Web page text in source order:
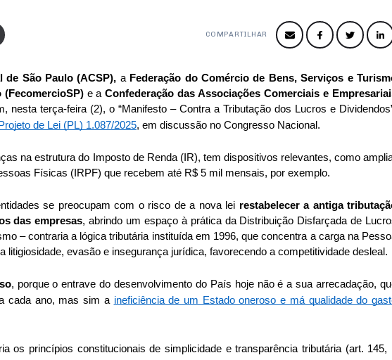
COMPARTILHAR
de São Paulo (ACSP), a Federação do Comércio de Bens, Serviços e
e a Confederação das Associações Comerciais e
nesta terça-feira (2), o “Manifesto – Contra a Tributação dos Lucros e
Projeto de Lei (PL) 1.087/2025, em discussão no Congresso Nacional.
na estrutura do Imposto de Renda (IR), tem dispositivos relevantes, como
Físicas (IRPF) que recebem até R$ 5 mil mensais, por exemplo.
se preocupam com o risco de a nova lei restabelecer a antiga
das empresas, abrindo um espaço à prática da Distribuição Disfarçada de
– contraria a lógica tributária instituída em 1996, que concentra a carga na
litigiosidade, evasão e insegurança jurídica, favorecendo a competitividade desleal.
, porque o entrave do desenvolvimento do País hoje não é a sua arrecadação,
cada ano, mas sim a ineficiência de um Estado oneroso e má qualidade do
os princípios constitucionais de simplicidade e transparência tributária (art. 145,